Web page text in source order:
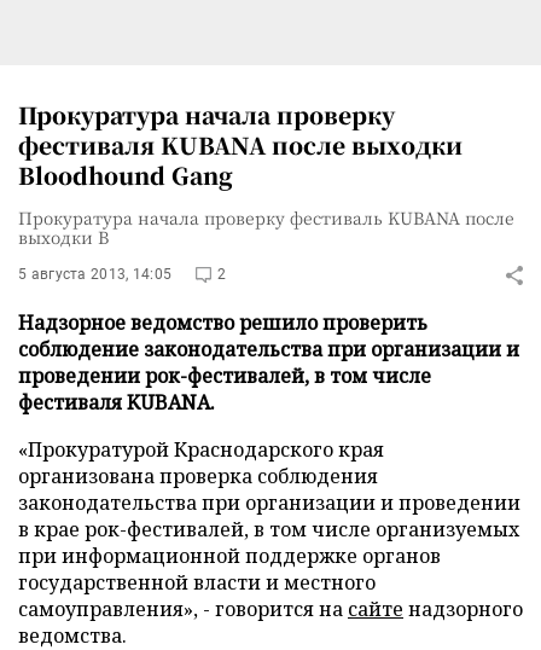
Прокуратура начала проверку
фестиваля KUBANA после выходки
Bloodhound Gang
Прокуратура начала проверку фестиваль KUBANA после
выходки B
5 августа 2013, 14:05 2
Надзорное ведомство решило проверить
соблюдение законодательства при организации и
проведении рок-фестивалей, в том числе
фестиваля KUBANA.
«Прокуратурой Краснодарского края
организована проверка соблюдения
законодательства при организации и проведении
в крае рок-фестивалей, в том числе организуемых
при информационной поддержке органов
государственной власти и местного
самоуправления», - говорится на сайте надзорного
ведомства.